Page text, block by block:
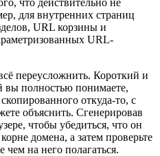
для внутренних страниц
URL корзины и
URL-
переусложнить. Короткий и
вы полностью понимаете,
откуда-то, с
объяснить. Сгенерировав
чтобы убедиться, что он
домена, а затем проверьте
на него полагаться.